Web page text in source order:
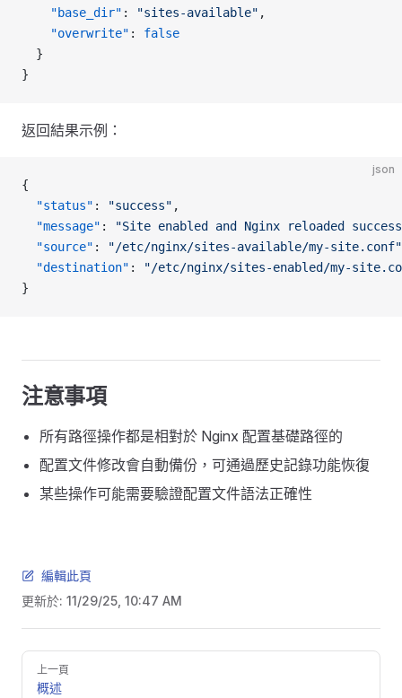
    "base_dir"
: "sites-available" ,
    "overwrite"
: false
  }
}
返回結果示例：
json
{
  "status"
: "success" ,
  "message"
:
"Site enabled and Nginx reloaded
  "source"
:
"/etc/nginx/sites-available/my-site.conf"
  "destination"
:
"/etc/nginx/sites-enabled/my-
}
注意事項
所有路徑操作都是相對於 Nginx 配置基礎路徑的
配置文件修改會自動備份，可通過歷史記錄功能恢復
某些操作可能需要驗證配置文件語法正確性
編輯此頁
更新於: 11/29/25, 10:47 AM
Pager
上一頁
概述